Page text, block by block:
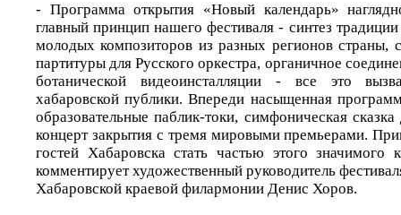
- Программа открытия «Новый календарь»
главный принцип нашего фестиваля - синтез
молодых композиторов из разных регионов страны,
партитуры для Русского оркестра, органичное
ботанической видеоинсталляции - все это
хабаровской публики. Впереди насыщенная
образовательные паблик-токи, симфоническая
концерт закрытия с тремя мировыми премьерами.
гостей Хабаровска стать частью этого значимого
комментирует художественный руководитель
Хабаровской краевой филармонии Денис Хоров.